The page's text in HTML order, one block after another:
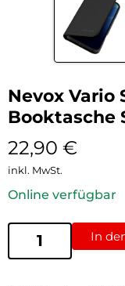
Nevox Vario
Booktasche
22,90 €
inkl. MwSt.
Online verfügbar
In